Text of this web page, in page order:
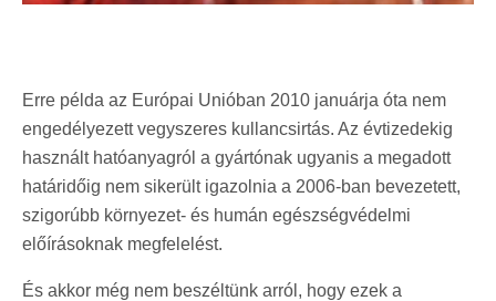
Erre példa az Európai Unióban 2010 januárja óta nem
engedélyezett vegyszeres kullancsirtás. Az évtizedekig
használt hatóanyagról a gyártónak ugyanis a megadott
határidőig nem sikerült igazolnia a 2006-ban bevezetett,
szigorúbb környezet- és humán egészségvédelmi
előírásoknak megfelelést.
És akkor még nem beszéltünk arról, hogy ezek a